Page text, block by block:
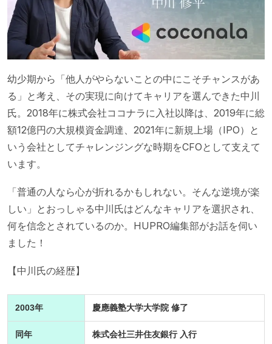
幼少期から「他人がやらないことの中にこそチャンスがあ
る」と考え、その実現に向けてキャリアを選んできた中川
氏。2018年に株式会社ココナラに入社以降は、2019年に総
額12億円の大規模資金調達、2021年に新規上場（IPO）と
いう会社としてチャレンジングな時期をCFOとして支えて
います。
「普通の人なら心が折れるかもしれない。そんな逆境が楽
しい」とおっしゃる中川氏はどんなキャリアを選択され、
何を信念とされているのか。HUPRO編集部がお話を伺い
ました！
【中川氏の経歴】
2003年 慶應義塾大学大学院 修了
同年 株式会社三井住友銀行 入行